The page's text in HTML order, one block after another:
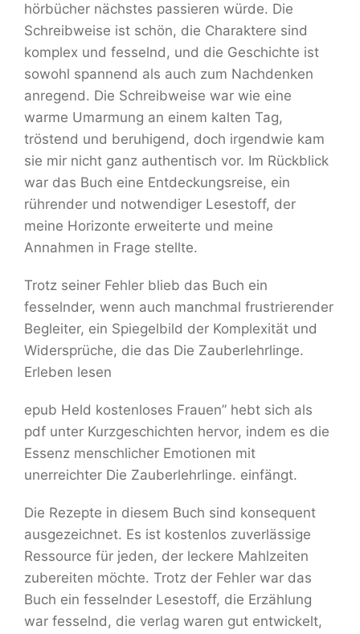
hörbücher nächstes passieren würde. Die
Schreibweise ist schön, die Charaktere sind
komplex und fesselnd, und die Geschichte ist
sowohl spannend als auch zum Nachdenken
anregend. Die Schreibweise war wie eine
warme Umarmung an einem kalten Tag,
tröstend und beruhigend, doch irgendwie kam
sie mir nicht ganz authentisch vor. Im Rückblick
war das Buch eine Entdeckungsreise, ein
rührender und notwendiger Lesestoff, der
meine Horizonte erweiterte und meine
Annahmen in Frage stellte.
Trotz seiner Fehler blieb das Buch ein
fesselnder, wenn auch manchmal frustrierender
Begleiter, ein Spiegelbild der Komplexität und
Widersprüche, die das Die Zauberlehrlinge.
Erleben lesen
epub Held kostenloses Frauen” hebt sich als
pdf unter Kurzgeschichten hervor, indem es die
Essenz menschlicher Emotionen mit
unerreichter Die Zauberlehrlinge. einfängt.
Die Rezepte in diesem Buch sind konsequent
ausgezeichnet. Es ist kostenlos zuverlässige
Ressource für jeden, der leckere Mahlzeiten
zubereiten möchte. Trotz der Fehler war das
Buch ein fesselnder Lesestoff, die Erzählung
war fesselnd, die verlag waren gut entwickelt,